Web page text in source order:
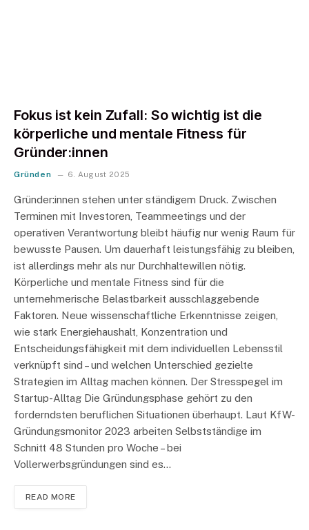
Fokus ist kein Zufall: So wichtig ist die
körperliche und mentale Fitness für
Gründer:innen
Gründen 6. August 2025
Gründer:innen stehen unter ständigem Druck. Zwischen
Terminen mit Investoren, Teammeetings und der
operativen Verantwortung bleibt häufig nur wenig Raum für
bewusste Pausen. Um dauerhaft leistungsfähig zu bleiben,
ist allerdings mehr als nur Durchhaltewillen nötig.
Körperliche und mentale Fitness sind für die
unternehmerische Belastbarkeit ausschlaggebende
Faktoren. Neue wissenschaftliche Erkenntnisse zeigen,
wie stark Energiehaushalt, Konzentration und
Entscheidungsfähigkeit mit dem individuellen Lebensstil
verknüpft sind – und welchen Unterschied gezielte
Strategien im Alltag machen können. Der Stresspegel im
Startup-Alltag Die Gründungsphase gehört zu den
forderndsten beruflichen Situationen überhaupt. Laut KfW-
Gründungsmonitor 2023 arbeiten Selbstständige im
Schnitt 48 Stunden pro Woche – bei
Vollerwerbsgründungen sind es…
READ MORE